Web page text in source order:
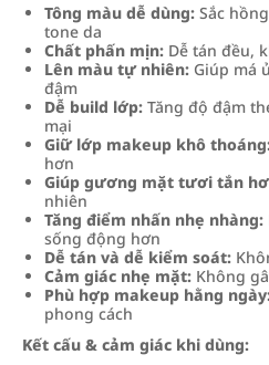
Tông màu dễ dùng: Sắc
tone da
Chất phấn mịn: Dễ tán đều,
Lên màu tự nhiên: Giúp má
đậm
Dễ build lớp: Tăng độ đậm
mại
Giữ lớp makeup khô
hơn
Giúp gương mặt tươi tắn
nhiên
Tăng điểm nhấn nhẹ nhàng:
sống động hơn
Dễ tán và dễ kiểm soát:
Cảm giác nhẹ mặt: Không
Phù hợp makeup hằng
phong cách
Kết cấu & cảm giác khi dùng: